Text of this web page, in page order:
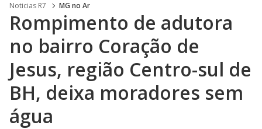
Noticias R7 MG no Ar
Rompimento de adutora
no bairro Coração de
Jesus, região Centro-sul de
BH, deixa moradores sem
água